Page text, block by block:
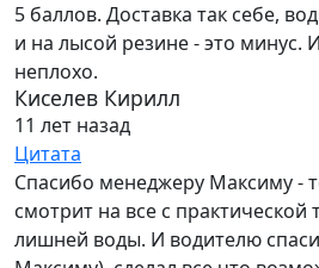
5 баллов. Доставка так себе,
и на лысой резине - это минус.
неплохо.
Киселев Кирилл
11 лет назад
Цитата
Спасибо менеджеру Максиму -
смотрит на все с практической
лишней воды. И водителю